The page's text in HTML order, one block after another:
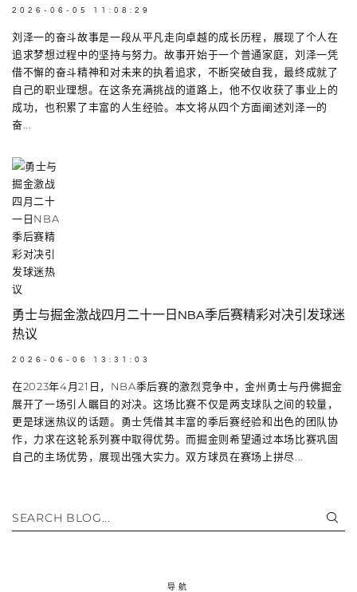
2026-06-05 11:08:29
刘泽一的奋斗故事是一段从平凡走向卓越的成长历程，展现了个人在
追求梦想过程中的坚持与努力。故事开始于一个普通家庭，刘泽一凭
借不懈的奋斗精神和对未来的执着追求，不断突破自我，最终成就了
自己的职业理想。在这条充满挑战的道路上，他不仅收获了事业上的
成功，也积累了丰富的人生经验。本文将从四个方面阐述刘泽一的
奋...
勇士与掘金激战四月二十一日NBA季后赛精彩对决引发球迷
热议
2026-06-06 13:31:03
在2023年4月21日，NBA季后赛的激烈竞争中，金州勇士与丹佛掘金
展开了一场引人瞩目的对决。这场比赛不仅是两支球队之间的较量，
更是球迷热议的话题。勇士凭借其丰富的季后赛经验和出色的团队协
作，力求在这轮系列赛中取得优势。而掘金则希望通过本场比赛巩固
自己的主场优势，展现出强大实力。双方球员在赛场上拼尽...
SEARCH BLOG...
导航